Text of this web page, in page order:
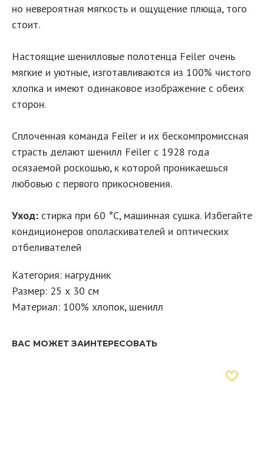
но невероятная мягкость и ощущение плюща, того
стоит.
Настоящие шенилловые полотенца Feiler очень
мягкие и уютные, изготавливаются из 100% чистого
хлопка и имеют одинаковое изображение с обеих
сторон.
Сплоченная команда Feiler и их бескомпромиссная
страсть делают шенилл Feiler с 1928 года
осязаемой роскошью, к которой проникаешься
любовью с первого прикосновения.
Уход: стирка при 60 °C, машинная сушка. Избегайте
кондиционеров ополаскивателей и оптических
отбеливателей
Категория: нагрудник
Размер: 25 х 30 см
Материал: 100% хлопок, шенилл
ВАС МОЖЕТ ЗАИНТЕРЕСОВАТЬ